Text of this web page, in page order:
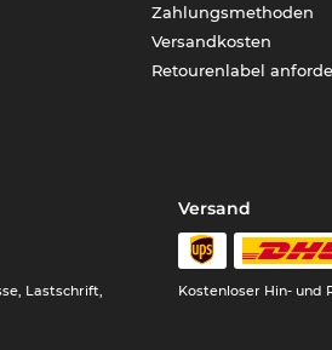
Zahlungsmethoden
Versandkosten
Retourenlabel
Lastschrift,
Versand
Kostenloser Hin- und